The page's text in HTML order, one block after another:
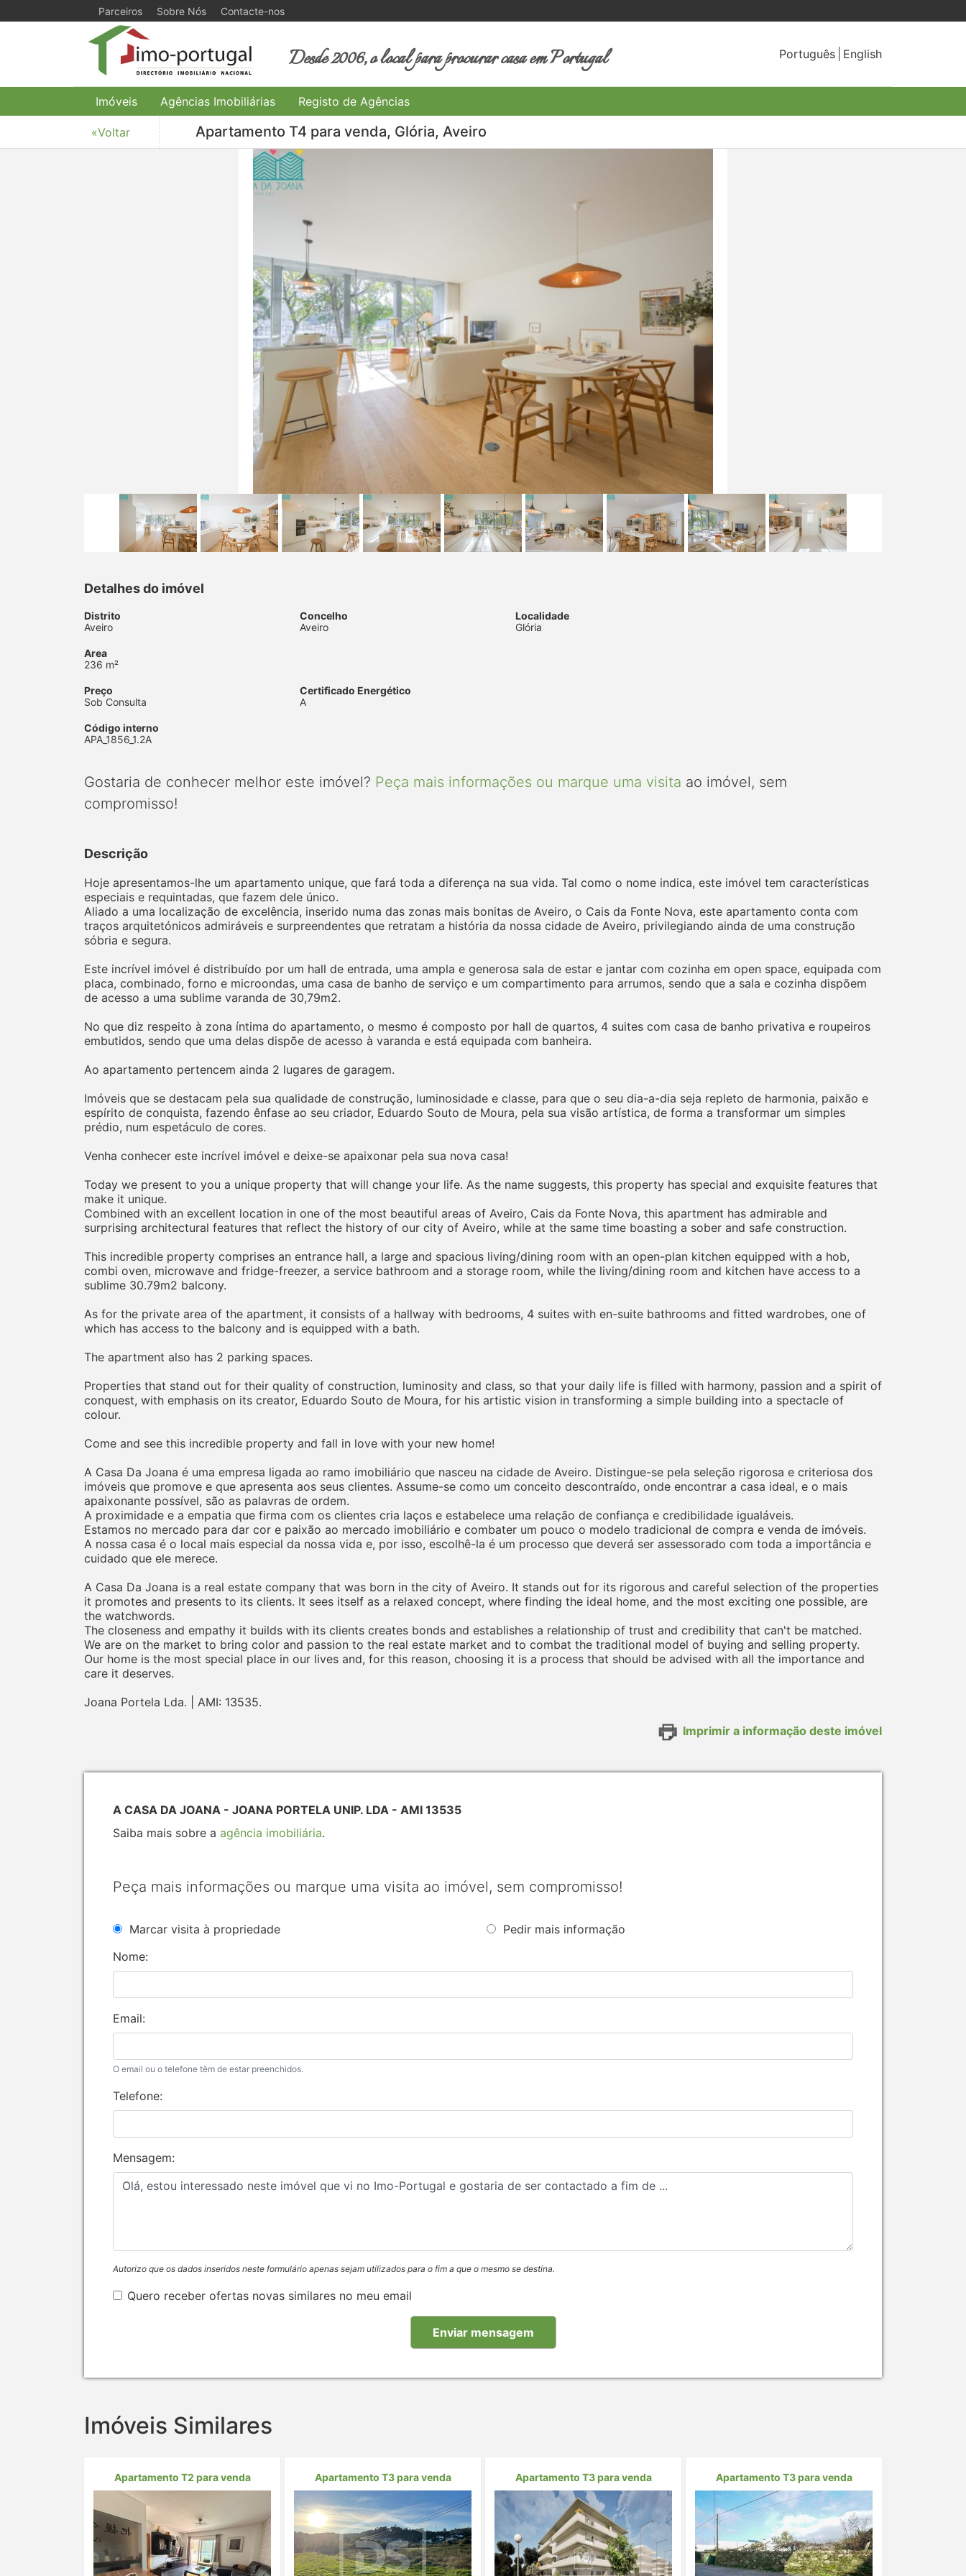
Parceiros Sobre Nós Contacte-nos
Desde 2006, o local para procurar casa em Portugal Português English
Imóveis Agências Imobiliárias Registo de Agências
«Voltar Apartamento T4 para venda, Glória, Aveiro
Detalhes do imóvel
Distrito
Aveiro
Concelho
Aveiro
Localidade
Glória
Area
236 m²
Preço
Sob Consulta
Certificado Energético
A
Código interno
APA_1856_1.2A
Gostaria de conhecer melhor este imóvel? Peça mais informações ou marque uma visita ao imóvel, sem
compromisso!
Descrição
Hoje apresentamos-lhe um apartamento unique, que fará toda a diferença na sua vida. Tal como o nome indica, este imóvel tem características
especiais e requintadas, que fazem dele único.
Aliado a uma localização de excelência, inserido numa das zonas mais bonitas de Aveiro, o Cais da Fonte Nova, este apartamento conta com
traços arquitetónicos admiráveis e surpreendentes que retratam a história da nossa cidade de Aveiro, privilegiando ainda de uma construção
sóbria e segura.
Este incrível imóvel é distribuído por um hall de entrada, uma ampla e generosa sala de estar e jantar com cozinha em open space, equipada com
placa, combinado, forno e microondas, uma casa de banho de serviço e um compartimento para arrumos, sendo que a sala e cozinha dispõem
de acesso a uma sublime varanda de 30,79m2.
No que diz respeito à zona íntima do apartamento, o mesmo é composto por hall de quartos, 4 suites com casa de banho privativa e roupeiros
embutidos, sendo que uma delas dispõe de acesso à varanda e está equipada com banheira.
Ao apartamento pertencem ainda 2 lugares de garagem.
Imóveis que se destacam pela sua qualidade de construção, luminosidade e classe, para que o seu dia-a-dia seja repleto de harmonia, paixão e
espírito de conquista, fazendo ênfase ao seu criador, Eduardo Souto de Moura, pela sua visão artística, de forma a transformar um simples
prédio, num espetáculo de cores.
Venha conhecer este incrível imóvel e deixe-se apaixonar pela sua nova casa!
Today we present to you a unique property that will change your life. As the name suggests, this property has special and exquisite features that
make it unique.
Combined with an excellent location in one of the most beautiful areas of Aveiro, Cais da Fonte Nova, this apartment has admirable and
surprising architectural features that reflect the history of our city of Aveiro, while at the same time boasting a sober and safe construction.
This incredible property comprises an entrance hall, a large and spacious living/dining room with an open-plan kitchen equipped with a hob,
combi oven, microwave and fridge-freezer, a service bathroom and a storage room, while the living/dining room and kitchen have access to a
sublime 30.79m2 balcony.
As for the private area of the apartment, it consists of a hallway with bedrooms, 4 suites with en-suite bathrooms and fitted wardrobes, one of
which has access to the balcony and is equipped with a bath.
The apartment also has 2 parking spaces.
Properties that stand out for their quality of construction, luminosity and class, so that your daily life is filled with harmony, passion and a spirit of
conquest, with emphasis on its creator, Eduardo Souto de Moura, for his artistic vision in transforming a simple building into a spectacle of
colour.
Come and see this incredible property and fall in love with your new home!
A Casa Da Joana é uma empresa ligada ao ramo imobiliário que nasceu na cidade de Aveiro. Distingue-se pela seleção rigorosa e criteriosa dos
imóveis que promove e que apresenta aos seus clientes. Assume-se como um conceito descontraído, onde encontrar a casa ideal, e o mais
apaixonante possível, são as palavras de ordem.
A proximidade e a empatia que firma com os clientes cria laços e estabelece uma relação de confiança e credibilidade igualáveis.
Estamos no mercado para dar cor e paixão ao mercado imobiliário e combater um pouco o modelo tradicional de compra e venda de imóveis.
A nossa casa é o local mais especial da nossa vida e, por isso, escolhê-la é um processo que deverá ser assessorado com toda a importância e
cuidado que ele merece.
A Casa Da Joana is a real estate company that was born in the city of Aveiro. It stands out for its rigorous and careful selection of the properties
it promotes and presents to its clients. It sees itself as a relaxed concept, where finding the ideal home, and the most exciting one possible, are
the watchwords.
The closeness and empathy it builds with its clients creates bonds and establishes a relationship of trust and credibility that can't be matched.
We are on the market to bring color and passion to the real estate market and to combat the traditional model of buying and selling property.
Our home is the most special place in our lives and, for this reason, choosing it is a process that should be advised with all the importance and
care it deserves.
Joana Portela Lda. | AMI: 13535.
Imprimir a informação deste imóvel
A CASA DA JOANA - JOANA PORTELA UNIP. LDA - AMI 13535
Saiba mais sobre a agência imobiliária.
Peça mais informações ou marque uma visita ao imóvel, sem compromisso!
Marcar visita à propriedade
Pedir mais informação
Nome:
Email:
O email ou o telefone têm de estar preenchidos.
Telefone:
Mensagem:
Autorizo que os dados inseridos neste formulário apenas sejam utilizados para o fim a que o mesmo se destina.
Quero receber ofertas novas similares no meu email
Imóveis Similares
Apartamento T2 para venda Apartamento T3 para venda Apartamento T3 para venda Apartamento T3 para venda